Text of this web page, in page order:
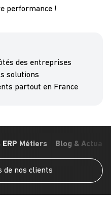
performance !
des entreprises
solutions
partout en France
ERP Métiers Blog &
de nos clients